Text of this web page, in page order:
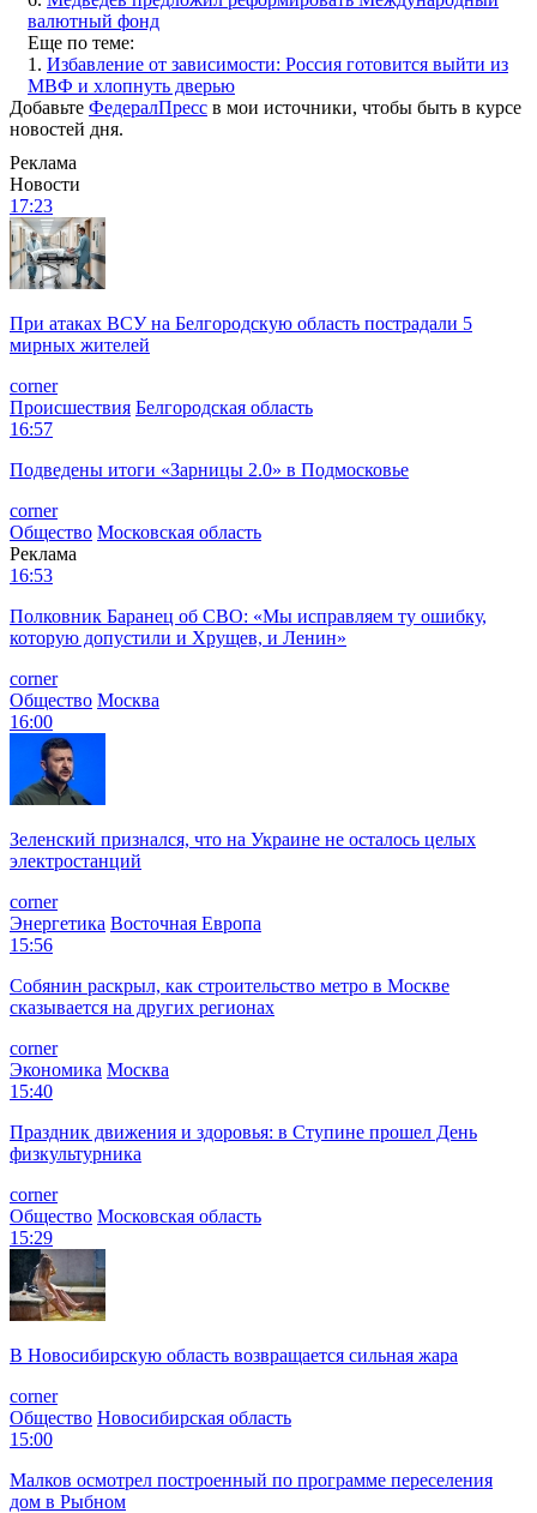
валютный фонд
Еще по теме:
1. Избавление от зависимости: Россия готовится выйти из
МВФ и хлопнуть дверью
Добавьте ФедералПресс в мои источники, чтобы быть в курсе
новостей дня.
Реклама
Новости
17:23
При атаках ВСУ на Белгородскую область пострадали 5
мирных жителей
corner
Происшествия Белгородская область
16:57
Подведены итоги «Зарницы 2.0» в Подмосковье
corner
Общество Московская область
Реклама
16:53
Полковник Баранец об СВО: «Мы исправляем ту ошибку,
которую допустили и Хрущев, и Ленин»
corner
Общество Москва
16:00
Зеленский признался, что на Украине не осталось целых
электростанций
corner
Энергетика Восточная Европа
15:56
Собянин раскрыл, как строительство метро в Москве
сказывается на других регионах
corner
Экономика Москва
15:40
Праздник движения и здоровья: в Ступине прошел День
физкультурника
corner
Общество Московская область
15:29
В Новосибирскую область возвращается сильная жара
corner
Общество Новосибирская область
15:00
Малков осмотрел построенный по программе переселения
дом в Рыбном